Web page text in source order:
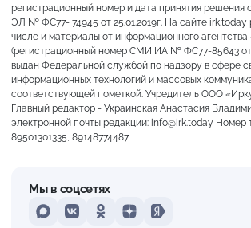
регистрационный номер и дата принятия решения
ЭЛ № ФС77- 74945 от 25.01.2019г. На сайте
числе и материалы от информационного
(регистрационный номер СМИ ИА № ФС77-85643 от
выдан Федеральной службой по надзору в сфере
информационных технологий и массовых
соответствующей пометкой. Учредитель ООО
Главный редактор - Украинская Анастасия
электронной почты редакции: info@irk.today Номер
89501301335, 89148774487
Мы в соцсетях
MAXVKontakteOdnoklassniki
DzenYandex